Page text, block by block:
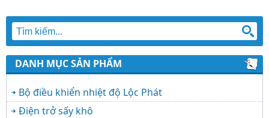
DANH MỤC SẢN PHẨM
Bộ điều khiển nhiệt độ Lộc Phát
Điện trở sấy khô